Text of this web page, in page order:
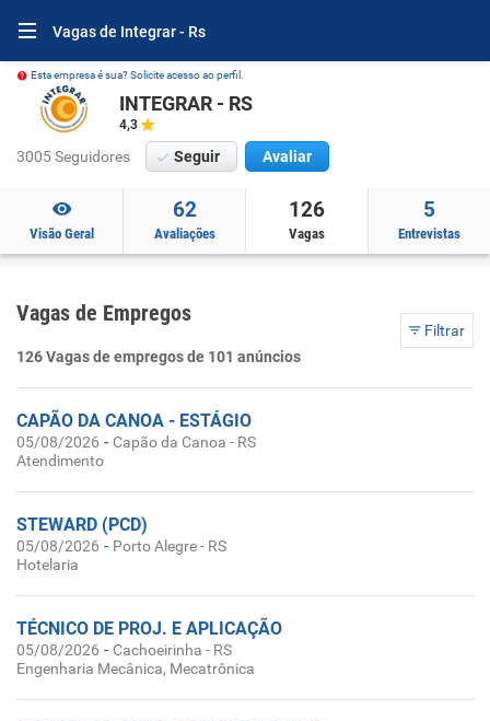
Vagas de Integrar - Rs
Esta empresa é sua? Solicite acesso ao perfil.
INTEGRAR - RS
4,3
3005 Seguidores Seguir Avaliar
Visão Geral
62
Avaliações
126
Vagas
5
Entrevistas
Vagas de Empregos
Filtrar
126 Vagas de empregos de 101 anúncios
CAPÃO DA CANOA - ESTÁGIO
05/08/2026 - Capão da Canoa - RS
Atendimento
STEWARD (PCD)
05/08/2026 - Porto Alegre - RS
Hotelaria
TÉCNICO DE PROJ. E APLICAÇÃO
05/08/2026 - Cachoeirinha - RS
Engenharia Mecânica, Mecatrônica